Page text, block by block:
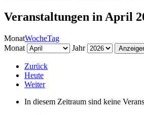
Veranstaltungen in April
MonatWocheTag
Monat
Jahr
Zurück
Heute
Weiter
In diesem Zeitraum sind keine